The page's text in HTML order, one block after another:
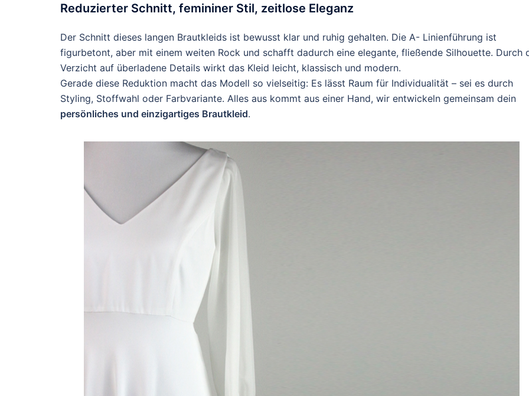
Reduzierter Schnitt, femininer Stil, zeitlose Eleganz
Der Schnitt dieses langen Brautkleids ist bewusst klar und ruhig gehalten. Die A- Linienführung ist
figurbetont, aber mit einem weiten Rock und schafft dadurch eine elegante, fließende Silhouette. Durch
Verzicht auf überladene Details wirkt das Kleid leicht, klassisch und modern.
Gerade diese Reduktion macht das Modell so vielseitig: Es lässt Raum für Individualität – sei es durch
Styling, Stoffwahl oder Farbvariante. Alles aus kommt aus einer Hand, wir entwickeln gemeinsam dein
persönliches und einzigartiges Brautkleid.